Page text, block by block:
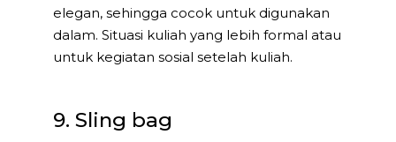
elegan, sehingga cocok untuk digunakan
dalam. Situasi kuliah yang lebih formal atau
untuk kegiatan sosial setelah kuliah.
9. Sling bag